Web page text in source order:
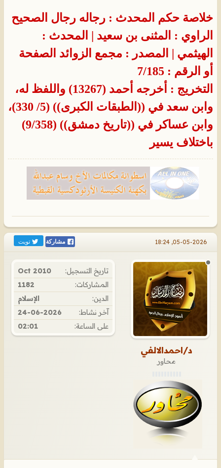
خلاصة حكم المحدث : رجاله رجال الصحيح
الراوي : المثنى بن سعيد | المحدث :
الهيثمي | المصدر : مجمع الزوائد الصفحة
أو الرقم : 7/185
التخريج : أخرجه أحمد (13267) واللفظ له،
وابن سعد في ((الطبقات الكبرى)) (5/ 330)،
وابن عساكر في ((تاريخ دمشق)) (9/358)
باختلاف يسير​
05-05-2026, 18:24 مشاركة تويت
د/احمدالالفي
محاور
تاريخ التسجيل:
Oct 2010
المشاركات:
1182
الدين:
الإسلام
آخر نشاط:
24-06-2026
على الساعة:
02:01